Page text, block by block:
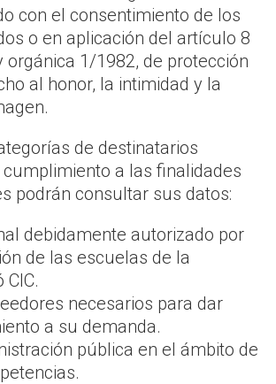
con el consentimiento de los
o en aplicación del artículo 8
orgánica 1/1982, de protección
al honor, la intimidad y la
de destinatarios
cumplimiento a las finalidades
podrán consultar sus datos:
debidamente autorizado por
de las escuelas de la
CIC.
necesarios para dar
a su demanda.
pública en el ámbito de